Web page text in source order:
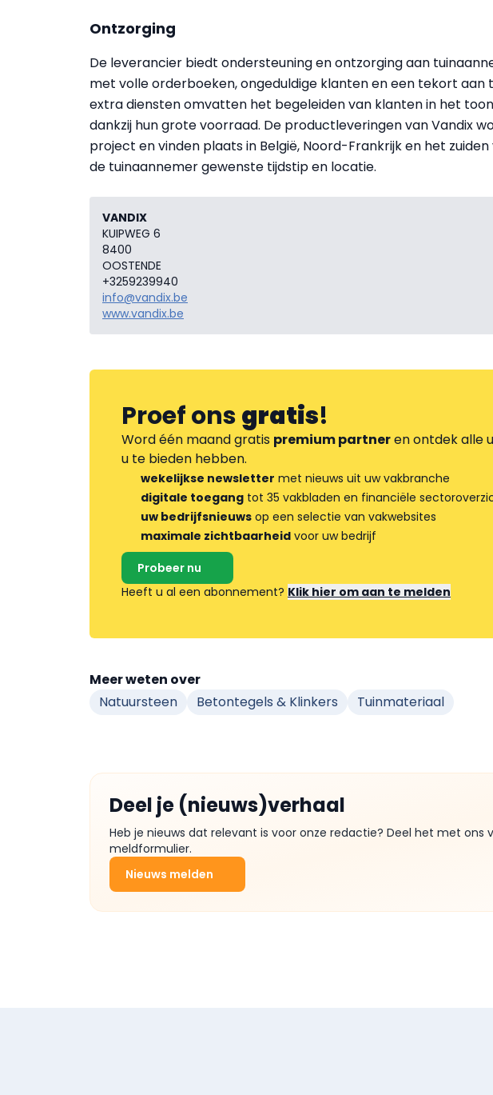
Ontzorging
De leverancier biedt ondersteuning en ontzorging aan
met volle orderboeken, ongeduldige klanten en een tekort aan
extra diensten omvatten het begeleiden van klanten in het
dankzij hun grote voorraad. De productleveringen van Vandix
project en vinden plaats in België, Noord-Frankrijk en het
de tuinaannemer gewenste tijdstip en locatie.
VANDIX
KUIPWEG 6
8400
OOSTENDE
+3259239940
info@vandix.be
www.vandix.be
Proef onsgratis!
Word één maand gratis premium partneren ontdek alle
u te bieden hebben.
wekelijkse newsletter met nieuws uit uw vakbranche
digitale toegang tot 35 vakbladen en financiële
uw bedrijfsnieuws op een selectie van vakwebsites
maximale zichtbaarheid voor uw bedrijf
Probeer nu
Heeft u al een abonnement? Klik hier om aan te melden
Meer weten over
Natuursteen
Betontegels & Klinkers Tuinmateriaal
Deel je (nieuws)verhaal
Heb je nieuws dat relevant is voor onze redactie? Deel het met ons
meldformulier.
Nieuws melden